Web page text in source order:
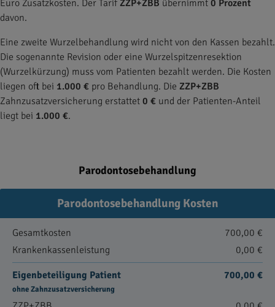
Euro Zusatzkosten. Der TarifZZP+ZBB übernimmt 0 Prozent
davon.
Eine zweite Wurzelbehandlung wird nicht von den Kassen bezahlt.
Die sogenannte Revision oder eine Wurzelspitzenresektion
(Wurzelkürzung) muss vom Patienten bezahlt werden. Die Kosten
liegen oft bei 1.000 € pro Behandlung. Die ZZP+ZBB
Zahnzusatzversicherung erstattet 0 € und der Patienten-Anteil
liegt bei 1.000 €.
Parodontosebehandlung
Parodontosebehandlung Kosten
Gesamtkosten
700,00 €
Krankenkassenleistung
0,00 €
Eigenbeteiligung Patient
ohne Zahnzusatzversicherung
700,00 €